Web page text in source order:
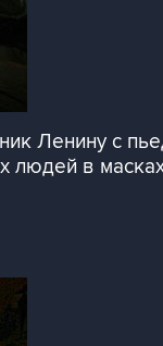
Ленину с
людей в